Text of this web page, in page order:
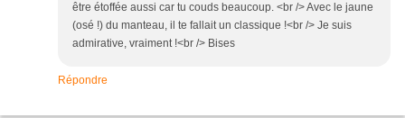
être étoffée aussi car tu couds beaucoup. <br /> Avec le jaune
(osé !) du manteau, il te fallait un classique !<br /> Je suis
admirative, vraiment !<br /> Bises
Répondre